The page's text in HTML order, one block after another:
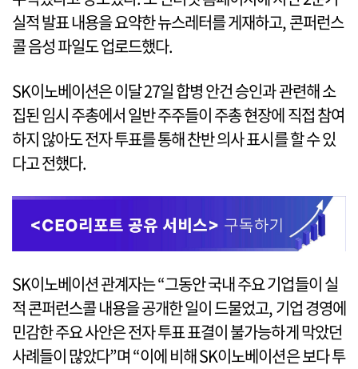
실적 발표 내용을 요약한 뉴스레터를 게재하고, 콘퍼런스
콜 음성 파일도 업로드했다.
SK이노베이션은 이달 27일 합병 안건 승인과 관련해 소
집된 임시 주총에서 일반 주주들이 주총 현장에 직접 참여
하지 않아도 전자 투표를 통해 찬반 의사 표시를 할 수 있
다고 전했다.
SK이노베이션 관계자는 “그동안 국내 주요 기업들이 실
적 콘퍼런스콜 내용을 공개한 일이 드물었고, 기업 경영에
민감한 주요 사안은 전자 투표 표결이 불가능하게 막았던
사례들이 많았다”며 “이에 비해 SK이노베이션은 보다 투